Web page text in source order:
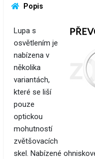
Popis
Lupa s
osvětlením je
nabízena v
několika
variantách,
které se liší
pouze
optickou
mohutností
zvětšovacích
skel. Nabízené